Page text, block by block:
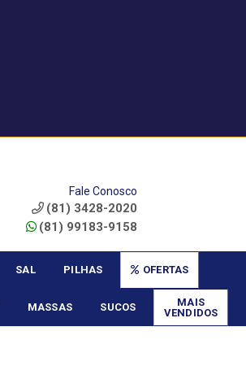
Fale Conosco
(81) 3428-2020
(81) 99183-9158
SAL PILHAS OFERTAS
MASSAS SUCOS
MAIS
VENDIDOS